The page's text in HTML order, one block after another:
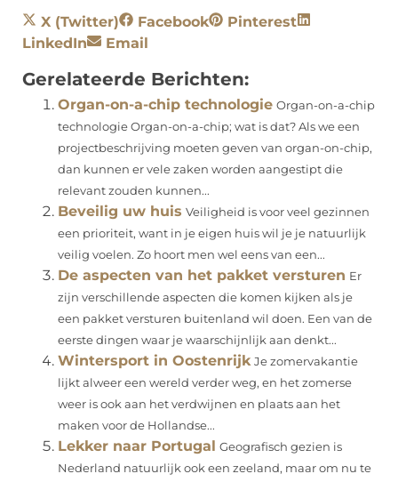
X (Twitter) Facebook
Pinterest
LinkedIn
Email
Gerelateerde Berichten:
Organ-on-a-chip technologie Organ-on-a-chip
technologie Organ-on-a-chip; wat is dat? Als we een
projectbeschrijving moeten geven van organ-on-chip,
dan kunnen er vele zaken worden aangestipt die
relevant zouden kunnen...
Beveilig uw huis Veiligheid is voor veel gezinnen
een prioriteit, want in je eigen huis wil je je natuurlijk
veilig voelen. Zo hoort men wel eens van een...
De aspecten van het pakket versturen Er
zijn verschillende aspecten die komen kijken als je
een pakket versturen buitenland wil doen. Een van de
eerste dingen waar je waarschijnlijk aan denkt...
Wintersport in Oostenrijk Je zomervakantie
lijkt alweer een wereld verder weg, en het zomerse
weer is ook aan het verdwijnen en plaats aan het
maken voor de Hollandse...
Lekker naar Portugal
Geografisch gezien is
Nederland natuurlijk ook een zeeland, maar om nu te